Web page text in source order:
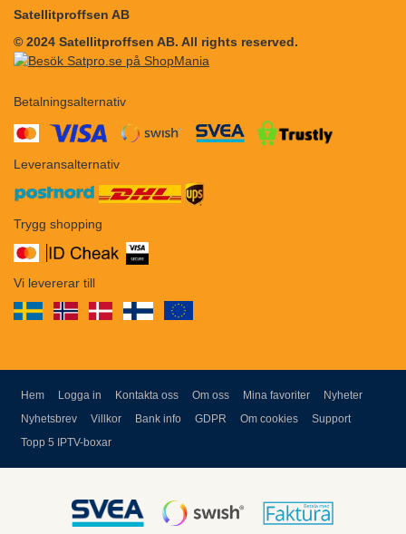
Satellitproffsen AB
© 2024 Satellitproffsen AB. All rights reserved.
Betalningsalternativ
Leveransalternativ
Trygg shopping
Vi levererar till
Hem Logga in Kontakta oss Om oss Mina favoriter Nyheter
Nyhetsbrev Villkor Bank info GDPR Om cookies Support
Topp 5 IPTV-boxar